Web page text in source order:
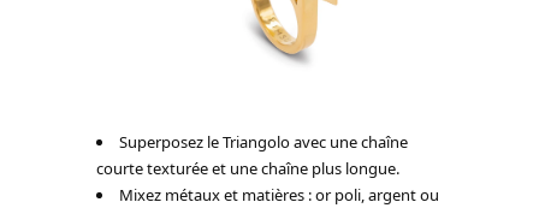
Superposez le Triangolo avec une chaîne
courte texturée et une chaîne plus longue.
Mixez métaux et matières : or poli, argent ou